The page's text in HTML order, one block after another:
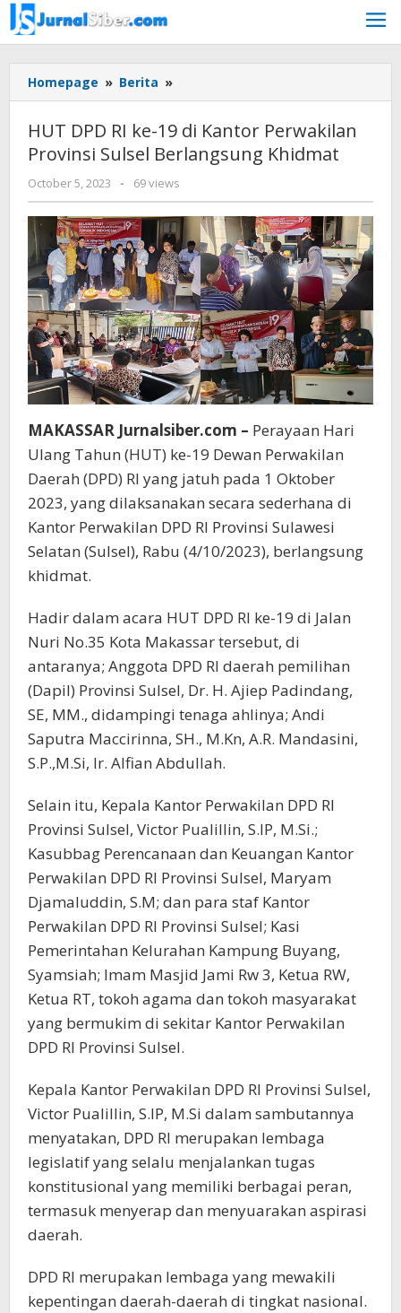
Skip
to
content
Homepage » Berita »
DPD
ke-
19
Perwakilan
Provinsi
Sulsel
Berlangsung
Khidmat
HUT DPD RI ke-19 di Kantor Perwakilan
Provinsi Sulsel Berlangsung Khidmat
October 5, 2023
by
Jurnalsiber
- 69 views
MAKASSAR Jurnalsiber.com – Perayaan Hari
Ulang Tahun (HUT) ke-19 Dewan Perwakilan
Daerah (DPD) RI yang jatuh pada 1 Oktober
2023, yang dilaksanakan secara sederhana di
Kantor Perwakilan DPD RI Provinsi Sulawesi
Selatan (Sulsel), Rabu (4/10/2023), berlangsung
khidmat.
Hadir dalam acara HUT DPD RI ke-19 di Jalan
Nuri No.35 Kota Makassar tersebut, di
antaranya; Anggota DPD RI daerah pemilihan
(Dapil) Provinsi Sulsel, Dr. H. Ajiep Padindang,
SE, MM., didampingi tenaga ahlinya; Andi
Saputra Maccirinna, SH., M.Kn, A.R. Mandasini,
S.P.,M.Si, Ir. Alfian Abdullah.
Selain itu, Kepala Kantor Perwakilan DPD RI
Provinsi Sulsel, Victor Pualillin, S.IP, M.Si.;
Kasubbag Perencanaan dan Keuangan Kantor
Perwakilan DPD RI Provinsi Sulsel, Maryam
Djamaluddin, S.M; dan para staf Kantor
Perwakilan DPD RI Provinsi Sulsel; Kasi
Pemerintahan Kelurahan Kampung Buyang,
Syamsiah; Imam Masjid Jami Rw 3, Ketua RW,
Ketua RT, tokoh agama dan tokoh masyarakat
yang bermukim di sekitar Kantor Perwakilan
DPD RI Provinsi Sulsel.
Kepala Kantor Perwakilan DPD RI Provinsi Sulsel,
Victor Pualillin, S.IP, M.Si dalam sambutannya
menyatakan, DPD RI merupakan lembaga
legislatif yang selalu menjalankan tugas
konstitusional yang memiliki berbagai peran,
termasuk menyerap dan menyuarakan aspirasi
daerah.
DPD RI merupakan lembaga yang mewakili
kepentingan daerah-daerah di tingkat nasional.